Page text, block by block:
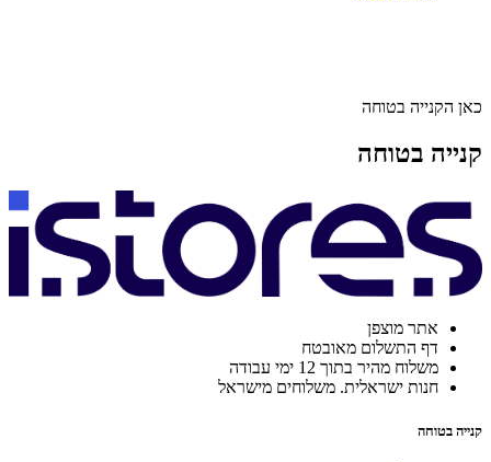
כאן הקנייה בטוחה
קנייה בטוחה
אתר מוצפן
דף התשלום מאובטח
משלוח מהיר בתוך 12 ימי עבודה
חנות ישראלית. משלוחים מישראל
קנייה בטוחה